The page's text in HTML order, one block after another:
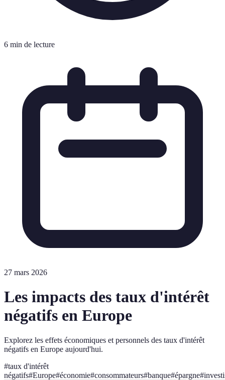
6 min de lecture
27 mars 2026
Les impacts des taux d'intérêt
négatifs en Europe
Explorez les effets économiques et personnels des taux d'intérêt
négatifs en Europe aujourd'hui.
#taux d'intérêt
négatifs#Europe#économie#consommateurs#banque#épargne#